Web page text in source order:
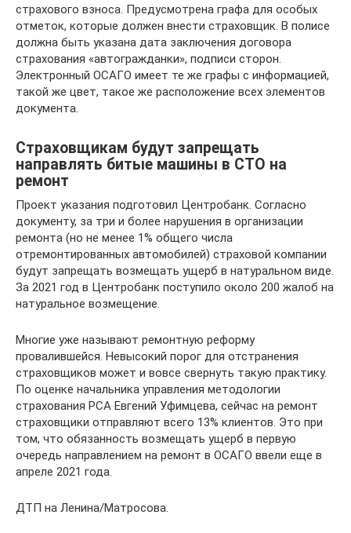
страхового взноса. Предусмотрена графа для особых
отметок, которые должен внести страховщик. В полисе
должна быть указана дата заключения договора
страхования «автогражданки», подписи сторон.
Электронный ОСАГО имеет те же графы с информацией,
такой же цвет, такое же расположение всех элементов
документа.
Страховщикам будут запрещать
направлять битые машины в СТО на
ремонт
Проект указания подготовил Центробанк. Согласно
документу, за три и более нарушения в организации
ремонта (но не менее 1% общего числа
отремонтированных автомобилей) страховой компании
будут запрещать возмещать ущерб в натуральном виде.
За 2021 год в Центробанк поступило около 200 жалоб на
натуральное возмещение.
Многие уже называют ремонтную реформу
провалившейся. Невысокий порог для отстранения
страховщиков может и вовсе свернуть такую практику.
По оценке начальника управления методологии
страхования РСА Евгений Уфимцева, сейчас на ремонт
страховщики отправляют всего 13% клиентов. Это при
том, что обязанность возмещать ущерб в первую
очередь направлением на ремонт в ОСАГО ввели еще в
апреле 2021 года.
ДТП на Ленина/Матросова.